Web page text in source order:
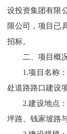
设投资集团有限
限公司，项目已
招标。
二、项目概
1.项目名称
处道路路口建设
2.建设地点
坪路、钱家坡路